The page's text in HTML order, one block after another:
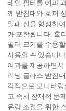
레인 필터를 여과
께 받침대와 호퍼
밀폐 실을 형성하
가 포함됩니다. 홀
필터 크기를 수용
사용할 수 있습니
여과를 제공하면
리닝 글라스 받침
각적으로 모니터
고 즉시 잠재적 문
유량 조절을 위한